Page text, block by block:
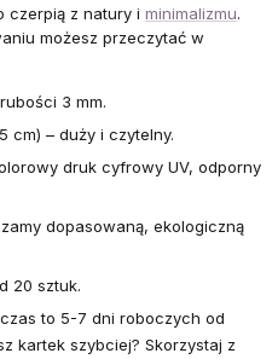
czerpią z natury i minimalizmu.
możesz przeczytać w
3 mm.
cm) – duży i czytelny.
druk cyfrowy UV, odporny
dopasowaną, ekologiczną
20 sztuk.
to 5-7 dni roboczych od
kartek szybciej? Skorzystaj z